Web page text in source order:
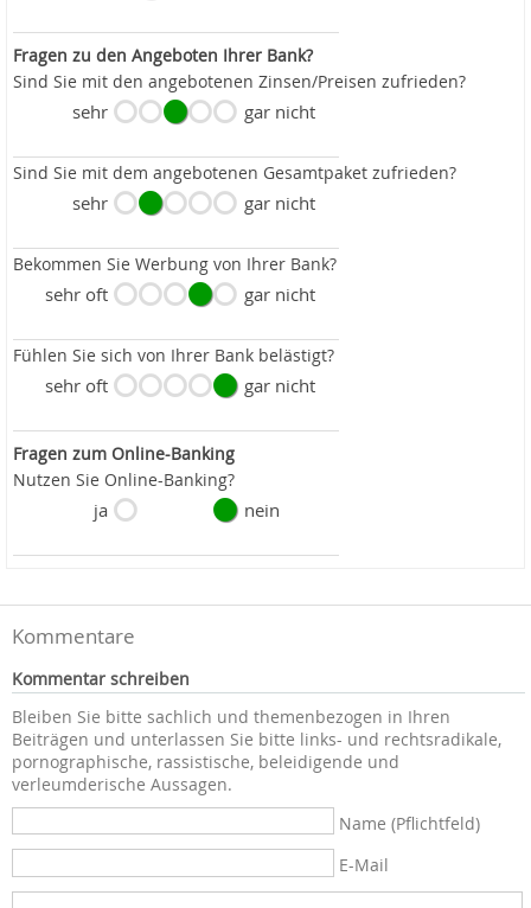
Fragen zu den Angeboten Ihrer Bank?
Sind Sie mit den angebotenen Zinsen/Preisen zufrieden?
sehr gar nicht
Sind Sie mit dem angebotenen Gesamtpaket zufrieden?
sehr gar nicht
Bekommen Sie Werbung von Ihrer Bank?
sehr oft gar nicht
Fühlen Sie sich von Ihrer Bank belästigt?
sehr oft gar nicht
Fragen zum Online-Banking
Nutzen Sie Online-Banking?
ja nein
Kommentare
Kommentar schreiben
Bleiben Sie bitte sachlich und themenbezogen in Ihren
Beiträgen und unterlassen Sie bitte links- und rechtsradikale,
pornographische, rassistische, beleidigende und
verleumderische Aussagen.
Name (Pflichtfeld)
E-Mail